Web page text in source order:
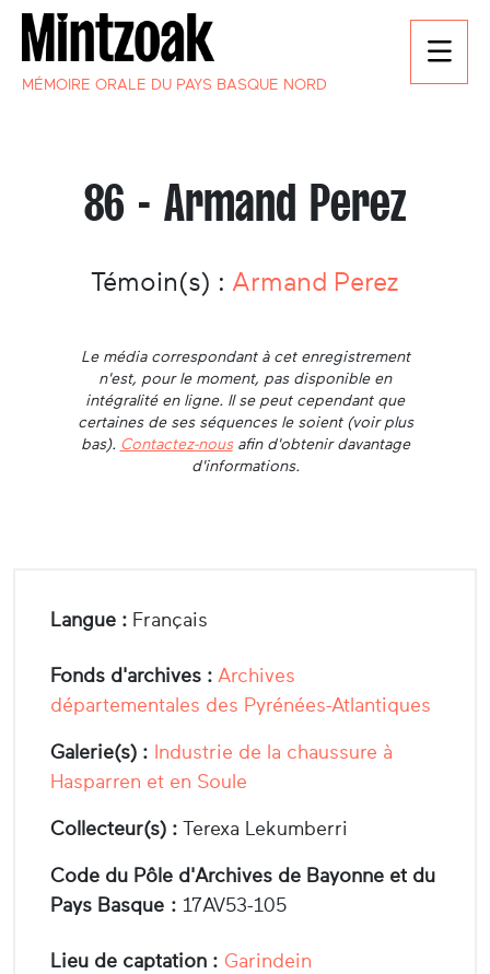
MÉMOIRE ORALE DU PAYS BASQUE NORD
86 - Armand Perez
Témoin(s) : Armand Perez
Le média correspondant à cet enregistrement
n'est, pour le moment, pas disponible en
intégralité en ligne. Il se peut cependant que
certaines de ses séquences le soient (voir plus
bas). Contactez-nousafin d'obtenir davantage
d'informations.
Langue : Français
Fonds d'archives : Archives
départementales des Pyrénées-Atlantiques
Galerie(s) : Industrie de la chaussure à
Hasparren et en Soule
Collecteur(s) : Terexa Lekumberri
Code du Pôle d'Archives de Bayonne et du
Pays Basque : 17AV53-105
Lieu de captation : Garindein